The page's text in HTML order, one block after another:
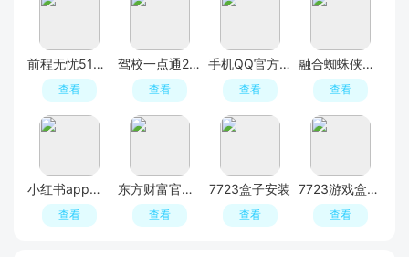
前程无忧51Job官方手机版APP
查看
驾校一点通2026官方正版免费版
查看
手机QQ官方免费最新版
查看
融合蜘蛛侠模组版(中文辅助菜单)
查看
小红书app最新版本
查看
东方财富官方版app
查看
7723盒子安装
查看
7723游戏盒官方正版
查看